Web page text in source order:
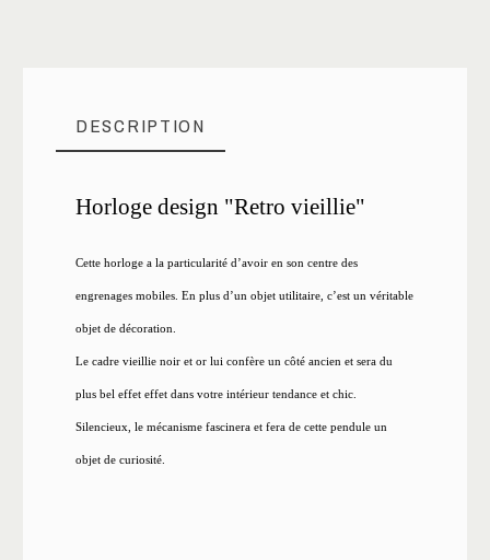
DESCRIPTION
Horloge design "Retro vieillie"
Cette horloge a la particularité d’avoir en son centre des
engrenages mobiles. En plus d’un objet utilitaire, c’est un véritable
objet de décoration.
Le cadre vieillie noir et or lui confère un côté ancien et sera du
plus bel effet effet dans votre intérieur tendance et chic.
Silencieux, le mécanisme fascinera et fera de cette pendule un
objet de curiosité.